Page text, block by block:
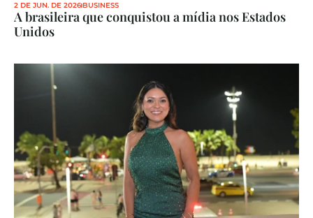
2 DE JUN. DE 2026 BUSINESS
A brasileira que conquistou a mídia nos Estados
Unidos